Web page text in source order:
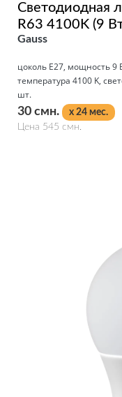
Светодиодная
R63 4100K (9
Gauss
цоколь E27, мощность 9
температура 4100 K,
шт.
30 смн.
x 24 мес.
Цена 545 смн.